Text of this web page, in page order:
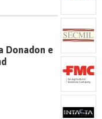
Donadon e